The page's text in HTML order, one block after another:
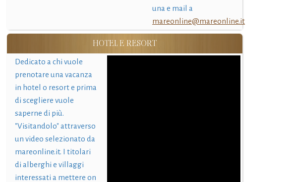
una e mail a
mareonline@mareonline.it
HOTEL E RESORT
Dedicato a chi vuole
prenotare una vacanza
in hotel o resort e prima
di scegliere vuole
saperne di più.
"Visitandolo" attraverso
un video selezionato da
mareonline.it. I titolari
di alberghi e villaggi
interessati a mettere on